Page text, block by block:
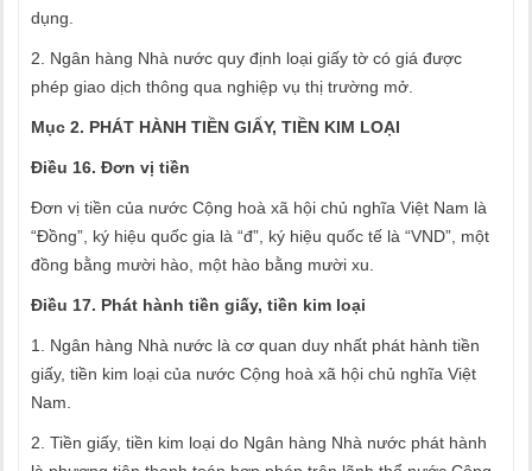
dụng.
2. Ngân hàng Nhà nước quy định loại giấy tờ có giá được
phép giao dịch thông qua nghiệp vụ thị trường mở.
Mục 2. PHÁT HÀNH TIỀN GIẤY, TIỀN KIM LOẠI
Điều 16. Đơn vị tiền
Đơn vị tiền của nước Cộng hoà xã hội chủ nghĩa Việt Nam là
“Đồng”, ký hiệu quốc gia là “đ”, ký hiệu quốc tế là “VND”, một
đồng bằng mười hào, một hào bằng mười xu.
Điều 17. Phát hành tiền giấy, tiền kim loại
1. Ngân hàng Nhà nước là cơ quan duy nhất phát hành tiền
giấy, tiền kim loại của nước Cộng hoà xã hội chủ nghĩa Việt
Nam.
2. Tiền giấy, tiền kim loại do Ngân hàng Nhà nước phát hành